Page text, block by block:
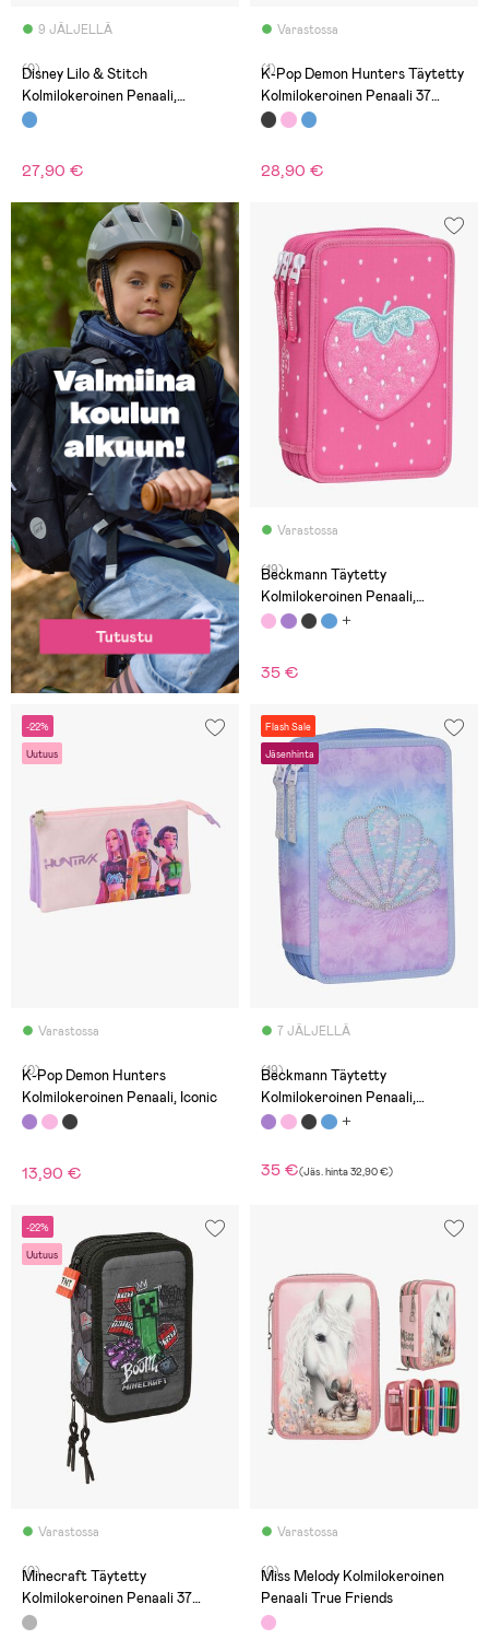
9 JÄLJELLÄ
(0)
Disney Lilo & Stitch
Kolmilokeroinen Penaali,
Vaaleansininen
27,90 €
Varastossa
(1)
K-Pop Demon Hunters Täytetty
Kolmilokeroinen Penaali 37
Osaa, Energy
28,90 €
Varastossa
(19)
Beckmann Täytetty
Kolmilokeroinen Penaali,
Strawberry
35 €
-22%
Uutuus
Varastossa
(0)
K-Pop Demon Hunters
Kolmilokeroinen Penaali, Iconic
13,90 €
Flash Sale
Jäsenhinta
7 JÄLJELLÄ
(19)
Beckmann Täytetty
Kolmilokeroinen Penaali,
Seashell
35 €(Jäs. hinta32,90 €)
-22%
Uutuus
Varastossa
(0)
Minecraft Täytetty
Kolmilokeroinen Penaali 37
Osaa, Graffiti
Varastossa
(0)
Miss Melody Kolmilokeroinen
Penaali True Friends